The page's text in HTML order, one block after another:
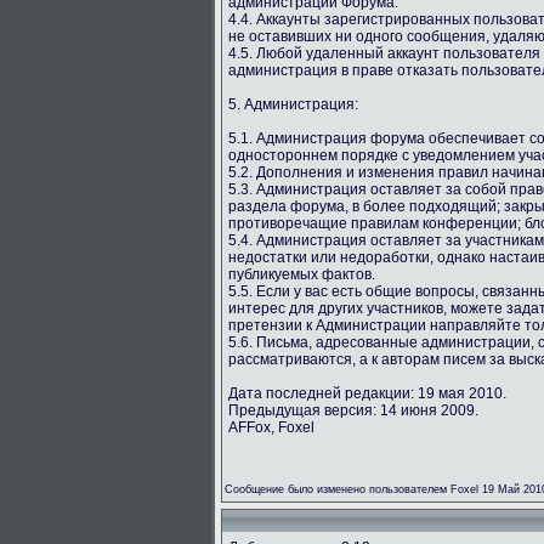
4.4. Аккаунты зарегистрированных
не оставивших ни одного сообщения,
4.5. Любой удаленный аккаунт
администрация в праве отказать
5. Администрация:
5.1. Администрация форума обеспечивает
одностороннем порядке с уведомлением
5.2. Дополнения и изменения правил
5.3. Администрация оставляет за собой
раздела форума, в более подходящий;
противоречащие правилам конференции;
5.4. Администрация оставляет за
недостатки или недоработки, однако
публикуемых фактов.
5.5. Если у вас есть общие вопросы,
интерес для других участников, можете
претензии к Администрации направляйте
5.6. Письма, адресованные
рассматриваются, а к авторам писем за
Дата последней редакции: 19 мая 2010.
Предыдущая версия: 14 июня 2009.
AFFox, Foxel
Сообщение было изменено пользователем Foxel 19 Май